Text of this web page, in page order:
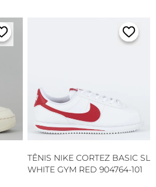
TÊNIS NIKE CORTEZ BASIC SL
WHITE GYM RED 904764-101